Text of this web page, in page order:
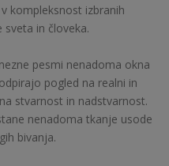
kompleksnost izbranih
in človeka.
pesmi nenadoma okna
pogled na realni in
stvarnost in nadstvarnost.
nenadoma tkanje usode
bivanja.